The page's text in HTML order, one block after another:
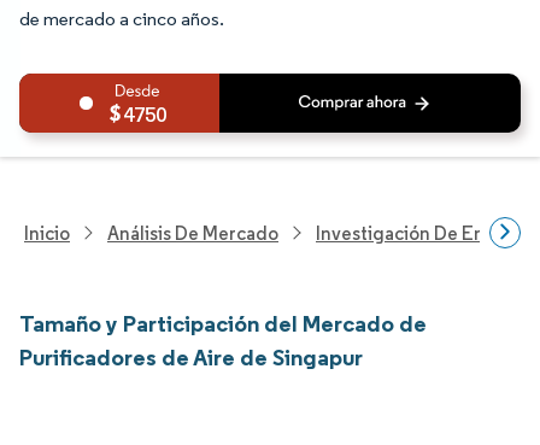
de mercado a cinco años.
4750
Inicio Análisis De Mercado Investigación De Energía
Tamaño y Participación del Mercado de
Purificadores de Aire de Singapur